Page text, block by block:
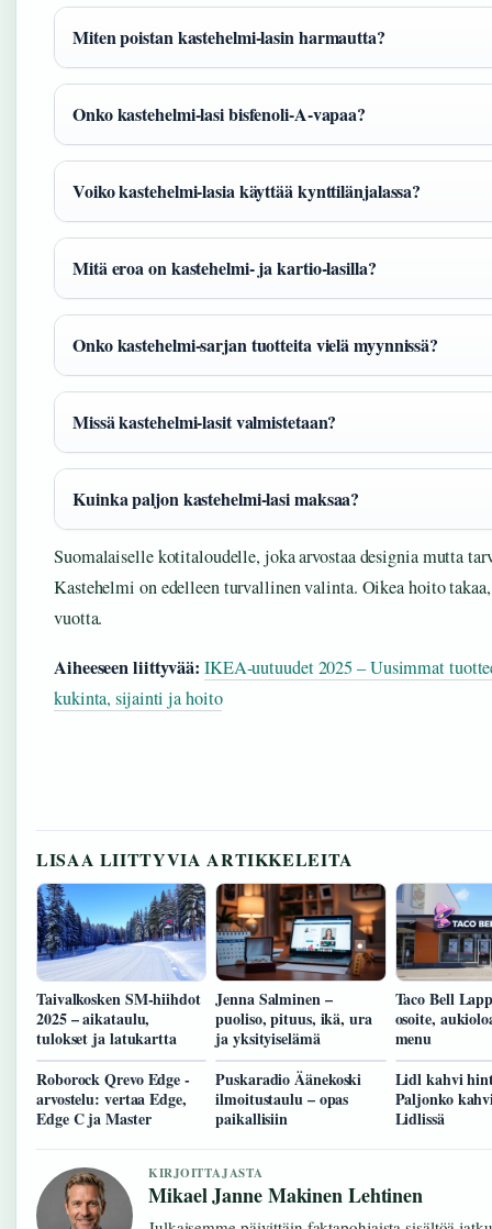
Miten poistan kastehelmi-lasin harmautta?
Onko kastehelmi-lasi bisfenoli-A-vapaa?
Voiko kastehelmi-lasia käyttää kynttilänjalassa?
Mitä eroa on kastehelmi- ja kartio-lasilla?
Onko kastehelmi-sarjan tuotteita vielä myynnissä?
Missä kastehelmi-lasit valmistetaan?
Kuinka paljon kastehelmi-lasi maksaa?
Suomalaiselle kotitaloudelle, joka arvostaa designia mutta
Kastehelmi on edelleen turvallinen valinta. Oikea hoito takaa,
vuotta.
Aiheeseen liittyvää: IKEA-uutuudet 2025 – Uusimmat
kukinta, sijainti ja hoito
LISAA LIITTYVIA ARTIKKELEITA
Taivalkosken SM-hiihdot
2025 – aikataulu,
tulokset ja latukartta
Jenna Salminen –
puoliso, pituus, ikä, ura
ja yksityiselämä
Taco Bell
osoite,
menu
Roborock Qrevo Edge -
arvostelu: vertaa Edge,
Edge C ja Master
Puskaradio Äänekoski
ilmoitustaulu – opas
paikallisiin
Lidl kahvi
Paljonko
Lidlissä
KIRJOITTAJASTA
Mikael Janne Makinen Lehtinen